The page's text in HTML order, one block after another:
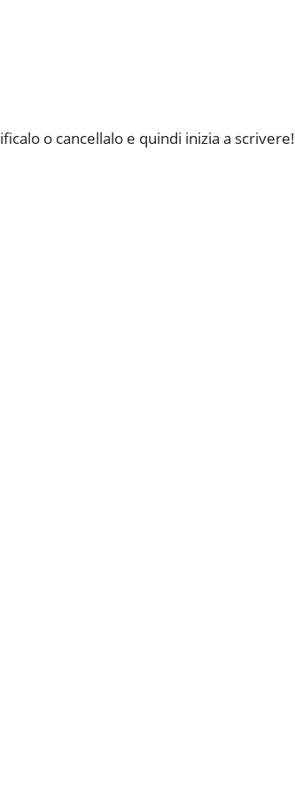
o cancellalo e quindi inizia a scrivere!